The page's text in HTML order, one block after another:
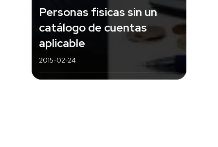
Personas físicas sin un
catálogo de cuentas
aplicable
2015-02-24